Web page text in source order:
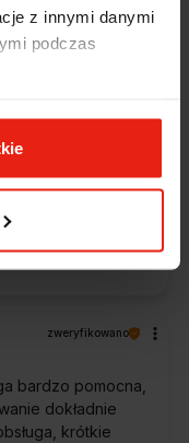
z innymi danymi
podczas
do mnie tak
Szybko,
obsługa
i godny
zweryfikowano
bardzo pomocna,
dokładnie
krótkie